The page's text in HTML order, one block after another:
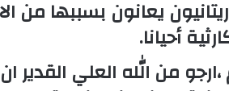
يعانون بسببها من
أحيانا.
من الله العلي القدير